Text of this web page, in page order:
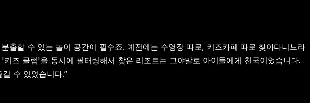
출할 수 있는 놀이 공간이 필수죠. 예전에는 수영장 따로, 키즈카페 따로 찾아다니느라
즈 클럽'을 동시에 필터링해서 찾은 리조트는 그야말로 아이들에게 천국이었습니다.
수 있었습니다.”